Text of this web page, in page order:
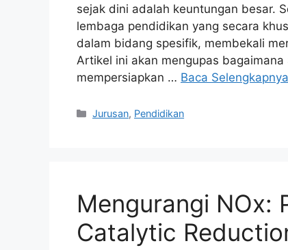
sejak dini adalah keuntungan besar.
lembaga pendidikan yang secara
dalam bidang spesifik, membekali
Artikel ini akan mengupas
mempersiapkan … Baca Selengkapnya
Kategori
Jurusan, Pendidikan
Mengurangi NOx:
Catalytic